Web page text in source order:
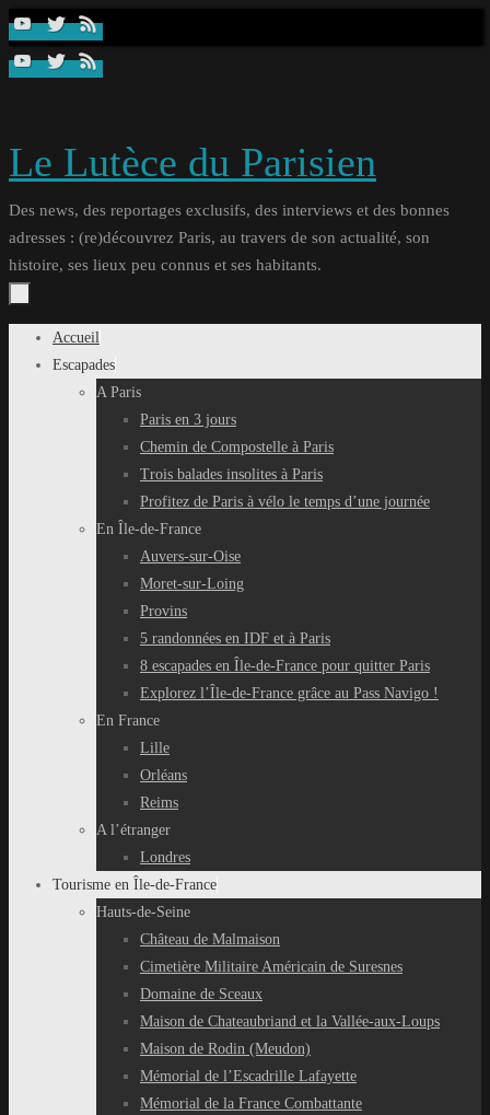
Passer
contenu
Le Lutèce du Parisien
Des news, des reportages exclusifs, des interviews et des bonnes
adresses : (re)découvrez Paris, au travers de son actualité, son
histoire, ses lieux peu connus et ses habitants.
Passer
Accueil
Escapades
A Paris
Paris en 3 jours
Chemin de Compostelle à Paris
Trois balades insolites à Paris
Profitez de Paris à vélo le temps d’une journée
En Île-de-France
Auvers-sur-Oise
Moret-sur-Loing
Provins
5 randonnées en IDF et à Paris
8 escapades en Île-de-France pour quitter Paris
Explorez l’Île-de-France grâce au Pass Navigo !
En France
Lille
Orléans
Reims
A l’étranger
Londres
Tourisme en Île-de-France
Hauts-de-Seine
Château de Malmaison
Cimetière Militaire Américain de Suresnes
Domaine de Sceaux
Maison de Chateaubriand et la Vallée-aux-Loups
Maison de Rodin (Meudon)
Mémorial de l’Escadrille Lafayette
Mémorial de la France Combattante